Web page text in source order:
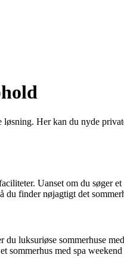
Her kan du nyde
Uanset om du søger
finder nøjagtigt det
luksuriøse sommerhuse
sommerhus med spa